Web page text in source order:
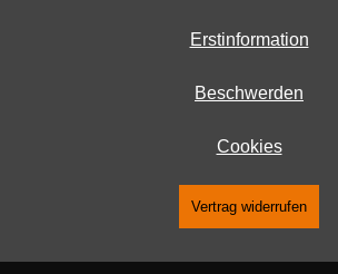
Erstinformation
Beschwerden
Cookies
Vertrag widerrufen